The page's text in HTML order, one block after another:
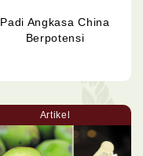
Padi Angkasa China
Berpotensi
Artikel